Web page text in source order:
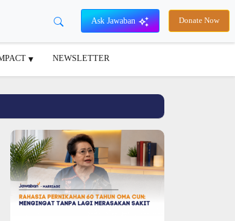
Ask Jawaban Donate Now
NEWSLETTER